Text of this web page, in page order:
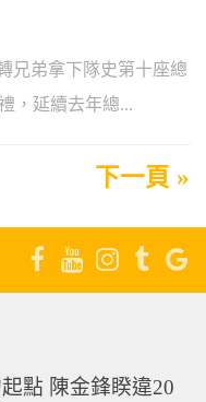
兄弟拿下隊史第十座總
，延續去年總...
下一頁 »
點 陳金鋒睽違20